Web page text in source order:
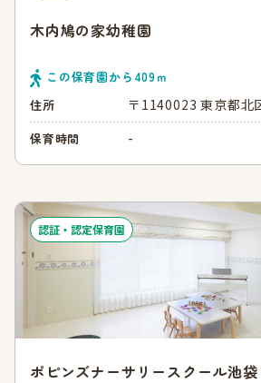
木内鳩の家幼稚園
この保育園から 409ｍ
住所
〒1140023 東京都北
保育時間 -
認証・認定保育園
ポピンズナーサリースクール池袋